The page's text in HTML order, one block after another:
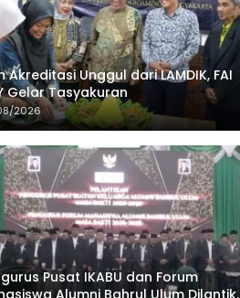
Akreditasi Unggul dari LAMDIK, FAI
Gelar Tasyakuran
2026
Pusat IKABU dan Forum
Alumni Bahrul Ulum Dilantik,